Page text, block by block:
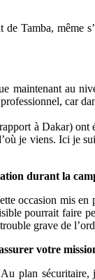
Tamba, même
maintenant au
car
à Dakar)
je viens. Ici je
durant la
occasion mis
pourrait faire
grave de
votre
plan sécuritaire,